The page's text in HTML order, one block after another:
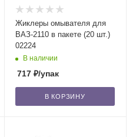
Жиклеры омывателя для
ВАЗ-2110 в пакете (20 шт.)
02224
В наличии
717₽/упак
В КОРЗИНУ